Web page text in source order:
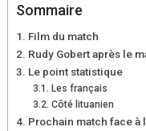
Sommaire
Film du match
Rudy Gobert après le
Le point statistique
Les français
Côté lituanien
Prochain match face à